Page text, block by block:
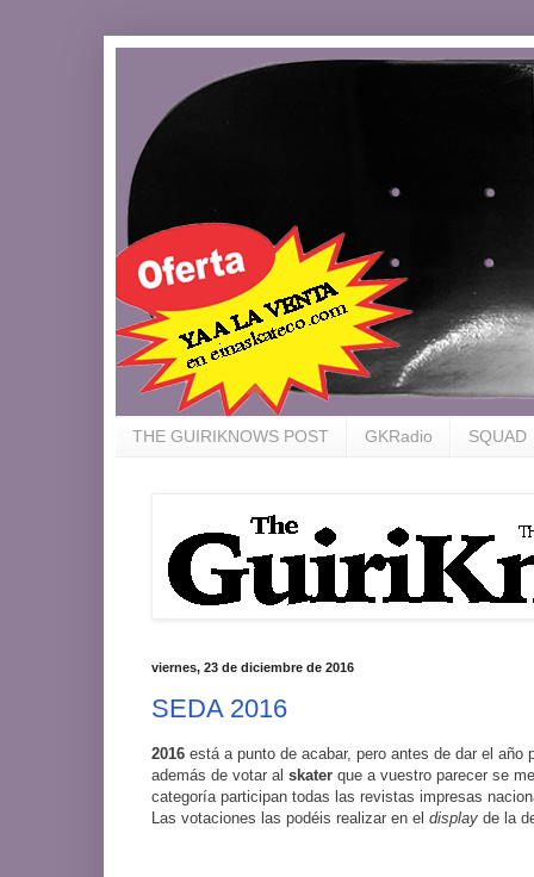
THE GUIRIKNOWS POST GKRadio SQUAD
viernes, 23 de diciembre de 2016
SEDA 2016
2016 está a punto de acabar, pero antes de dar el
además de votar al skater que a vuestro parecer se
categoría participan todas las revistas impresas
Las votaciones las podéis realizar en el display de la